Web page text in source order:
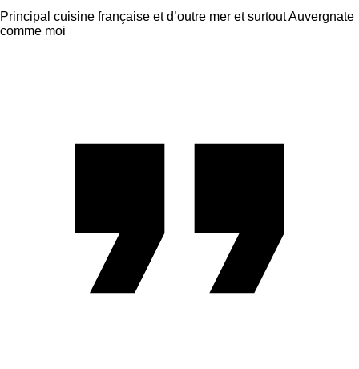
Principal cuisine française et d’outre mer et surtout Auvergnate
comme moi